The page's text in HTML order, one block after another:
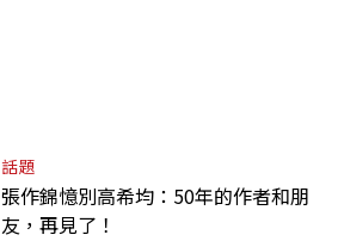
話題
張作錦憶別高希均：50年的作者和朋
友，再見了！